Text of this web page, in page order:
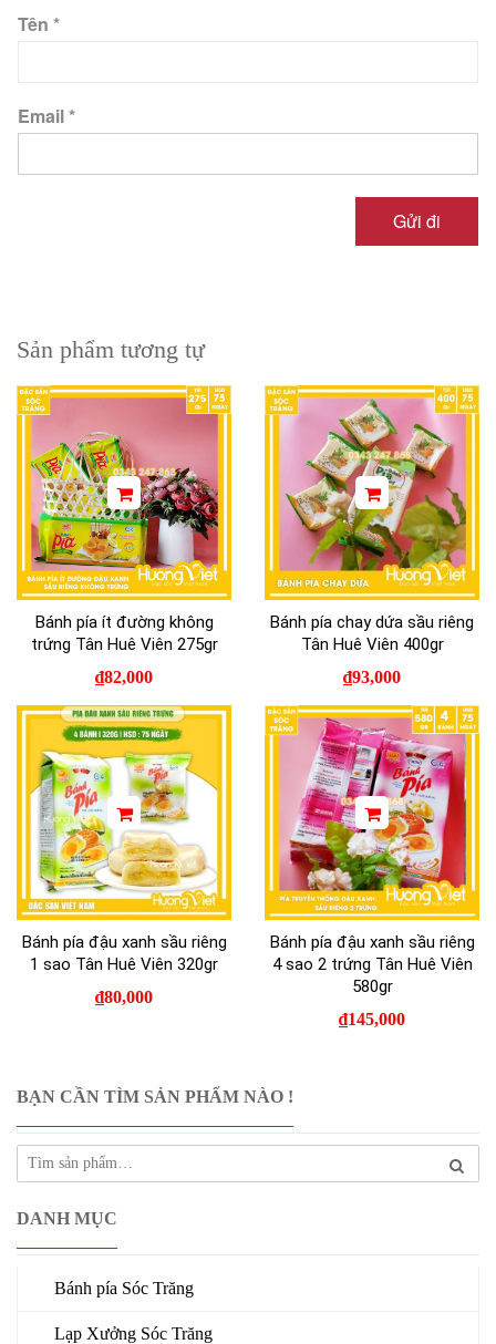
BẠN CẦN TÌM SẢN PHẨM NÀO !
DANH MỤC
Bánh pía Sóc Trăng
Lạp Xưởng Sóc Trăng
Tên *
Email*
Sản phẩm tương tự
Bánh pía ít đường không
trứng Tân Huê Viên 275gr
₫82,000
Bánh pía chay dứa sầu riêng
Tân Huê Viên 400gr
₫93,000
Bánh pía đậu xanh sầu riêng
1 sao Tân Huê Viên 320gr
₫80,000
Bánh pía đậu xanh sầu riêng
4 sao 2 trứng Tân Huê Viên
580gr
₫145,000